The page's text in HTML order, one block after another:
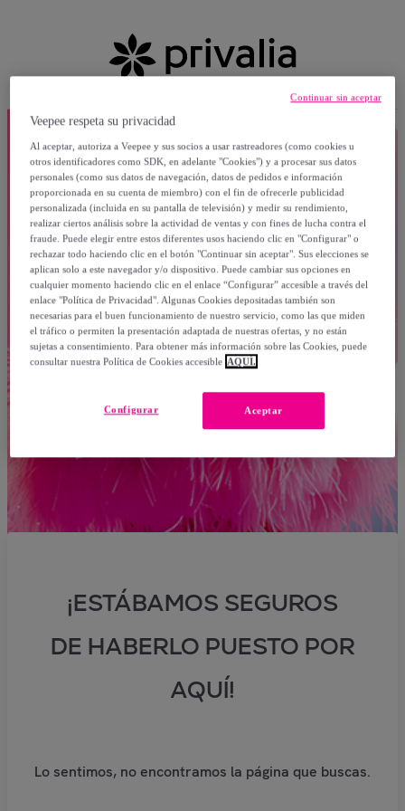
¡ESTÁBAMOS SEGUROS
DE HABERLO PUESTO POR
AQUÍ!
Lo sentimos, no encontramos la página que buscas.
Veepee respeta su privacidad
Al aceptar, autoriza a Veepee y sus socios a usar rastreadores (como cookies u
otros identificadores como SDK, en adelante "Cookies") y a procesar sus datos
personales (como sus datos de navegación, datos de pedidos e información
proporcionada en su cuenta de miembro) con el fin de ofrecerle publicidad
personalizada (incluida en su pantalla de televisión) y medir su rendimiento,
realizar ciertos análisis sobre la actividad de ventas y con fines de lucha contra el
fraude. Puede elegir entre estos diferentes usos haciendo clic en "Configurar" o
rechazar todo haciendo clic en el botón "Continuar sin aceptar". Sus elecciones se
aplican solo a este navegador y/o dispositivo. Puede cambiar sus opciones en
cualquier momento haciendo clic en el enlace “Configurar” accesible a través del
enlace "Política de Privacidad". Algunas Cookies depositadas también son
necesarias para el buen funcionamiento de nuestro servicio, como las que miden
el tráfico o permiten la presentación adaptada de nuestras ofertas, y no están
sujetas a consentimiento. Para obtener más información sobre las Cookies, puede
consultar nuestra Política de Cookies accesible AQUÍ.
Aceptar
Configurar
Continuar sin aceptar